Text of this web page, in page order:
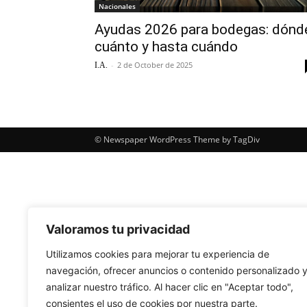
Valoramos tu privacidad
Utilizamos cookies para mejorar tu experiencia de
navegación, ofrecer anuncios o contenido personalizado y
analizar nuestro tráfico. Al hacer clic en "Aceptar todo",
consientes el uso de cookies por nuestra parte.
Nacionales
Ayudas 2026 para bodegas:
cuánto y hasta cuándo
I.A. - 2 de October de 2025
© Newspaper WordPress Theme by TagDiv